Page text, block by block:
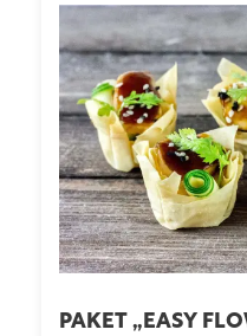
PAKET „EASY